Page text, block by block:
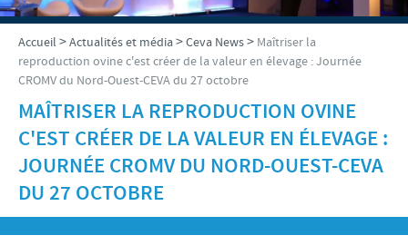
Ceva dans le monde
Ceva Santé Animale Tunisie
Production
Recherche et développement
Nos valeurs
Notre mission
Volailles
Ovins - Caprins
Bovins
Animaux de Compagnie
ACTUALITÉS ET MÉDIA
Ceva News
ACTUS
Nos vidéos
RESPONSABILITÉS
Importance de la responsabilité
Contributions
Programmes de soutien internationaux
OFFRES D'EMPLOI
Offre d’emploi
Nos principaux métiers
BLUE LINKS
Accueil >Actualités et média>Ceva News> Maîtriser la
reproduction ovine c'est créer de la valeur en élevage : Journée
CROMV du Nord-Ouest-CEVA du 27 octobre
MAÎTRISER LA REPRODUCTION OVINE
C'EST CRÉER DE LA VALEUR EN ÉLEVAGE :
JOURNÉE CROMV DU NORD-OUEST-CEVA
DU 27 OCTOBRE